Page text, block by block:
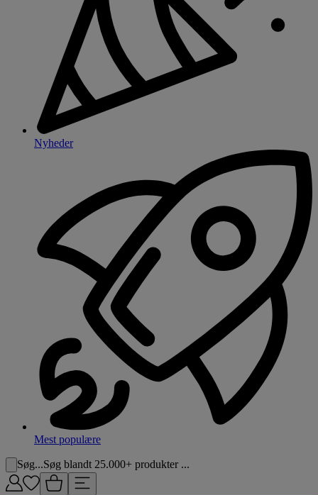
Nyheder
Mest populære
Søg...Søg blandt 25.000+ produkter ...